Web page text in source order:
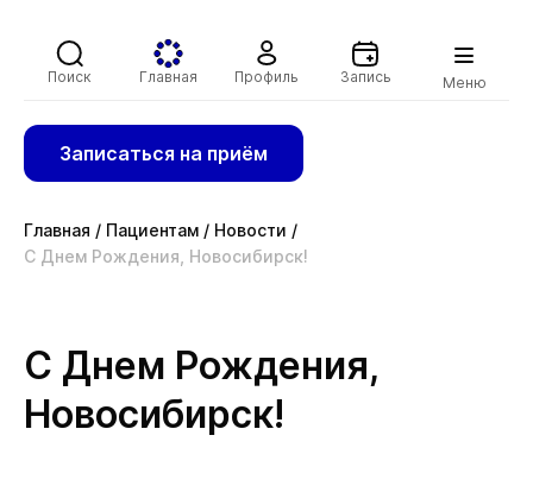
Поиск Главная Профиль Запись Меню
Записаться на приём
Главная / Пациентам / Новости /
С Днем Рождения, Новосибирск!
С Днем Рождения,
Новосибирск!